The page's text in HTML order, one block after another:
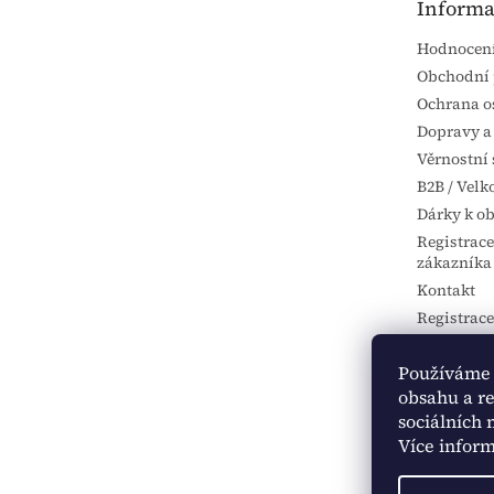
obsahu a
sociálních
Více
Ochrana
Dopravy
Věrnostní
B2B /
Dárky k
zákazníka
Kontakt
partnera
Provizní
Moje